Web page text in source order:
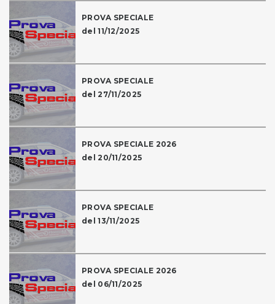
PROVA SPECIALE
del 11/12/2025
PROVA SPECIALE
del 27/11/2025
PROVA SPECIALE 2026
del 20/11/2025
PROVA SPECIALE
del 13/11/2025
PROVA SPECIALE 2026
del 06/11/2025